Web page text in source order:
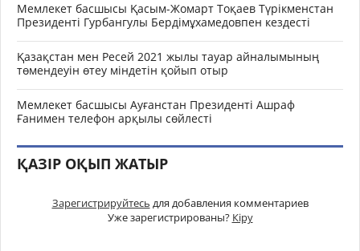
Мемлекет басшысы Қасым-Жомарт Тоқаев Түрікменстан
Президенті Гурбангулы Бердімұхамедовпен кездесті
Қазақстан мен Ресей 2021 жылы тауар айналымының
төмендеуін өтеу міндетін қойып отыр
Мемлекет басшысы Ауғанстан Президенті Ашраф
Ғанимен телефон арқылы сөйлесті
ҚАЗІР ОҚЫП ЖАТЫР
Зарегистрируйтесь для добавления комментариев
Уже зарегистрированы? Кіру